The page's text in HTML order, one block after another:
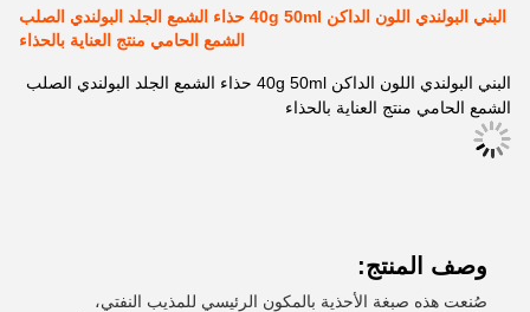
البني البولندي اللون الداكن 40g 50ml حذاء الشمع الجلد البولندي الصلب
الشمع الحامي منتج العناية بالحذاء
البني البولندي اللون الداكن 40g 50ml حذاء الشمع الجلد البولندي الصلب
الشمع الحامي منتج العناية بالحذاء
وصف المنتج:
صُنعت هذه صبغة الأحذية بالمكون الرئيسي للمذيب النفتي،